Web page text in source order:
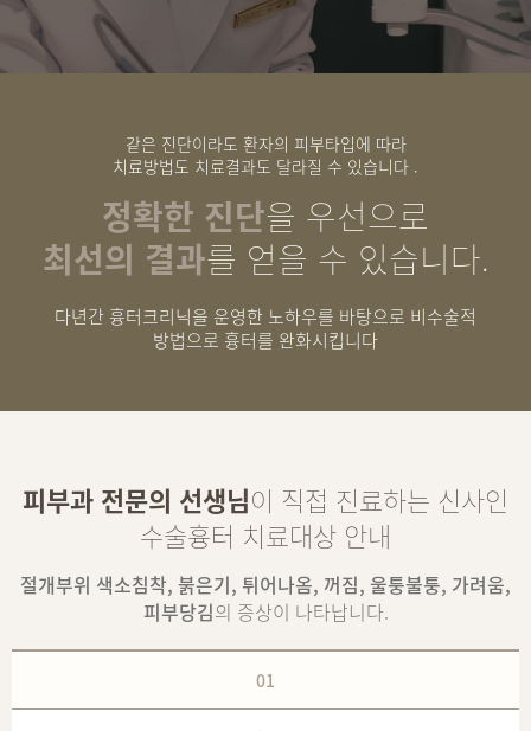
같은 진단이라도 환자의 피부타입에 따라
치료방법도 치료결과도 달라질 수 있습니다 .
정확한 진단을 우선으로
최선의 결과를 얻을 수 있습니다.
다년간 흉터크리닉을 운영한 노하우를 바탕으로 비수술적
방법으로 흉터를 완화시킵니다
피부과 전문의 선생님이 직접 진료하는 신사인
수술흉터 치료대상 안내
절개부위 색소침착, 붉은기, 튀어나옴, 꺼짐, 울퉁불퉁, 가려움,
피부당김의 증상이 나타납니다.
01